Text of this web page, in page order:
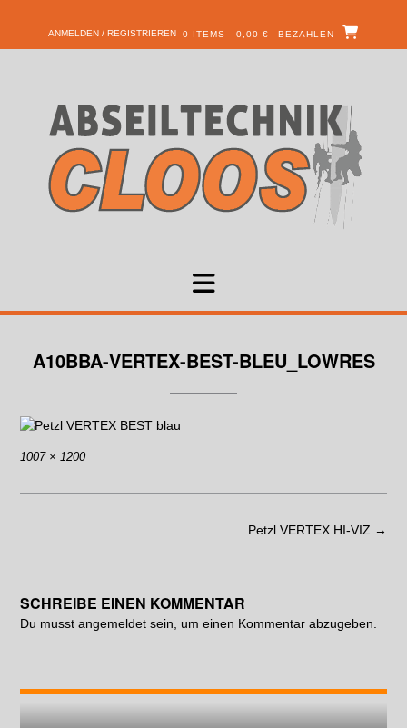
ANMELDEN / REGISTRIEREN 0 ITEMS - 0,00 € BEZAHLEN
A10BBA-VERTEX-BEST-BLEU_LOWRES
1007 × 1200
Petzl VERTEX HI-VIZ →
SCHREIBE EINEN KOMMENTAR
Du musst angemeldet sein, um einen Kommentar abzugeben.